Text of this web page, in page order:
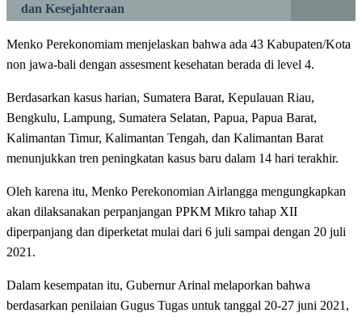
dan Kesejahteraan
Menko Perekonomiam menjelaskan bahwa ada 43 Kabupaten/Kota
non jawa-bali dengan assesment kesehatan berada di level 4.
Berdasarkan kasus harian, Sumatera Barat, Kepulauan Riau,
Bengkulu, Lampung, Sumatera Selatan, Papua, Papua Barat,
Kalimantan Timur, Kalimantan Tengah, dan Kalimantan Barat
menunjukkan tren peningkatan kasus baru dalam 14 hari terakhir.
Oleh karena itu, Menko Perekonomian Airlangga mengungkapkan
akan dilaksanakan perpanjangan PPKM Mikro tahap XII
diperpanjang dan diperketat mulai dari 6 juli sampai dengan 20 juli
2021.
Dalam kesempatan itu, Gubernur Arinal melaporkan bahwa
berdasarkan penilaian Gugus Tugas untuk tanggal 20-27 juni 2021,